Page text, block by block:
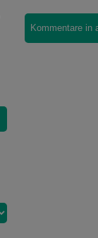
Kommentare in